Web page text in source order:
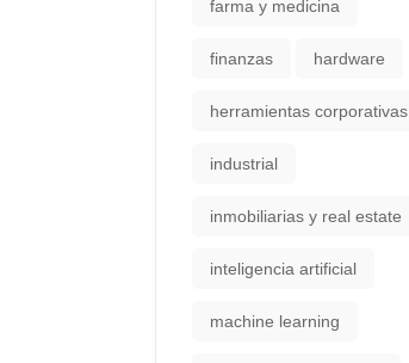
farma y medicina
finanzas hardware
herramientas corporativas
industrial
inmobiliarias y real estate
inteligencia artificial
machine learning